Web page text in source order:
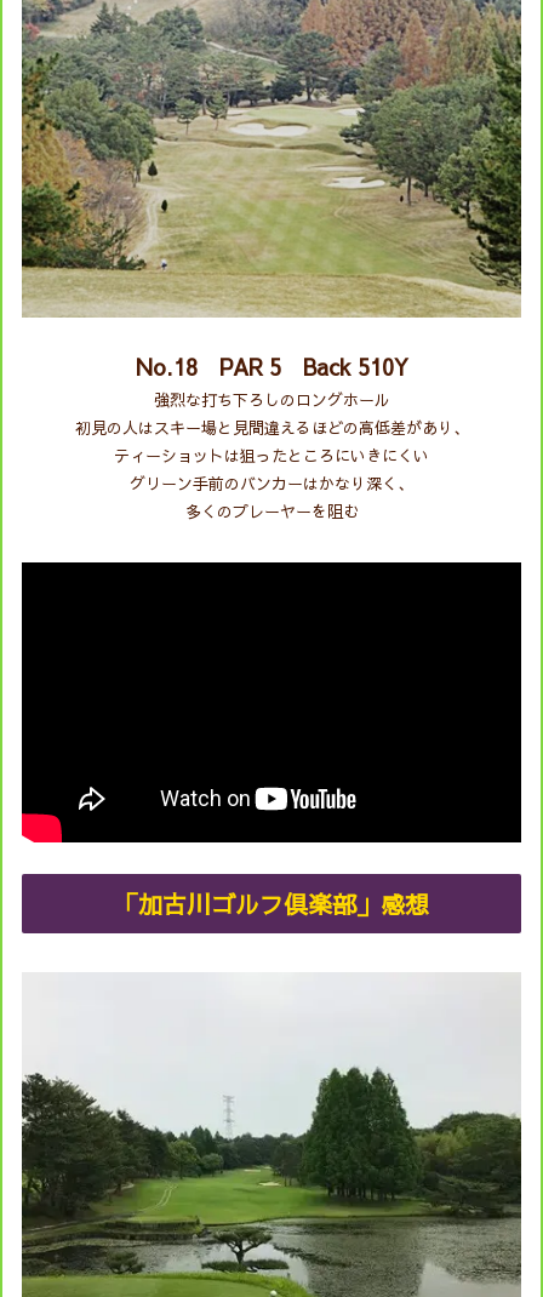
No.18 PAR 5 Back 510Y
強烈な打ち下ろしのロングホール
初見の人はスキー場と見間違えるほどの高低差があり、
ティーショットは狙ったところにいきにくい
グリーン手前のバンカーはかなり深く、
多くのプレーヤーを阻む
「加古川ゴルフ倶楽部」感想